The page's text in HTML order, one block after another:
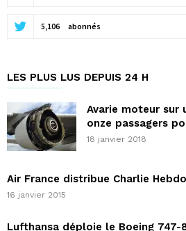
5,106 abonnés
LES PLUS LUS DEPUIS 24 H
Avarie moteur sur
onze passagers
18 janvier 2018
Air France distribue Charlie Hebdo
16 janvier 2015
Lufthansa déploie le Boeing 747-